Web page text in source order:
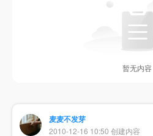
暂无内容
麦麦不发芽
2010-12-16 10:50 创建内容